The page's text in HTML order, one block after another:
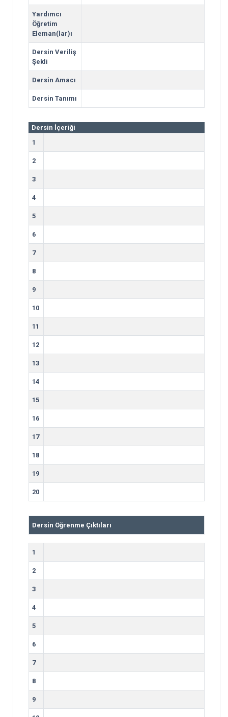
Yardımcı
Öğretim
Eleman(lar)ı
Dersin Veriliş
Şekli
Dersin Amacı
Dersin Tanımı
Dersin İçeriği
1
2
3
4
5
6
7
8
9
10
11
12
13
14
15
16
17
18
19
20
Dersin Öğrenme Çıktıları
1
2
3
4
5
6
7
8
9